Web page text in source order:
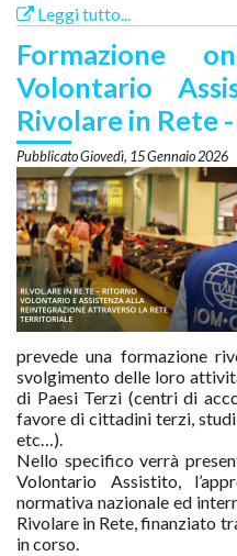
Leggi tutto...
Formazione
Volontario
Rivolare in Rete
Giovedì, 15 Gennaio 2026
prevede una formazione
svolgimento delle loro
di Paesi Terzi (centri di
favore di cittadini terzi,
etc…).
Nello specifico verrà
Volontario Assistito,
normativa nazionale ed
Rivolare in Rete, finanziato
in corso.